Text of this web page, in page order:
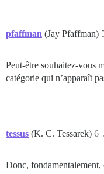
pfaffman (Jay Pfaffman)
Peut-être souhaitez-vous
catégorie qui n’apparaît
tessus (K. C. Tessarek) 6
Donc, fondamentalement,